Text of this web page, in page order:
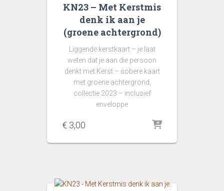
KN23 – Met Kerstmis
denk ik aan je
(groene achtergrond)
Liggende kerstkaart – je laat
weten dat je aan die persoon
denkt met Kerst – sobere kaart
met groene achtergrond,
collectie 2023 – inclusief
enveloppe
€ 3,00